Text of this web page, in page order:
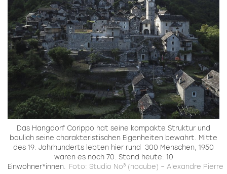
Das Hangdorf Corippo hat seine kompakte Struktur und
baulich seine charakteristischen Eigenheiten bewahrt. Mitte
des 19. Jahrhunderts lebten hier rund 300 Menschen, 1950
waren es noch 70. Stand heute: 10
Einwohner*innen. Foto: Studio No³ (nocube) – Alexandre Pierre